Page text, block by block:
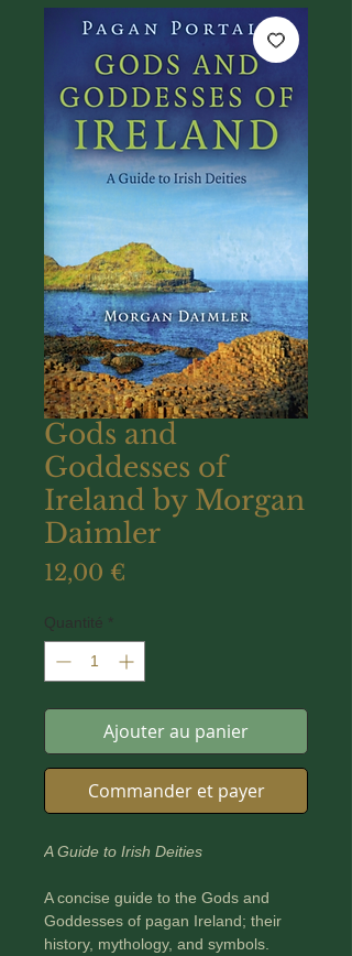
Gods and
Goddesses of
Ireland by Morgan
Daimler
12,00 €
Quantité *
Ajouter au panier
Commander et payer
A Guide to Irish Deities
A concise guide to the Gods and
Goddesses of pagan Ireland; their
history, mythology, and symbols.